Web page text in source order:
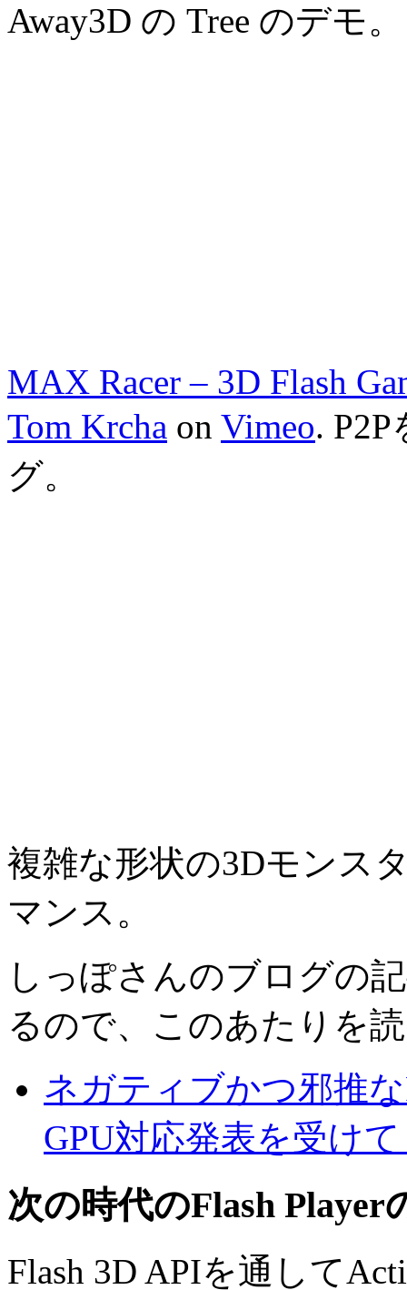
Away3D の Tree のデモ。
MAX Racer – 3D Flash
Tom Krcha on Vimeo.
グ。
複雑な形状の3Dモンス
マンス。
しっぽさんのブログの
るので、このあたりを
ネガティブかつ邪推
GPU対応発表を受け
次の時代のFlash Player
Flash 3D APIを通して